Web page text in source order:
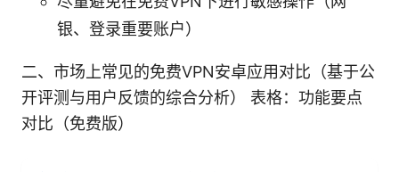
银、登录重要账户）
二、市场上常见的免费VPN安卓应用对比（基于公
开评测与用户反馈的综合分析） 表格：功能要点
对比（免费版）